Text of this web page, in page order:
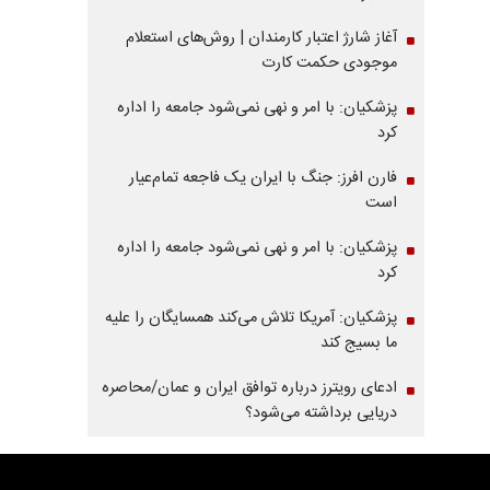
آغاز شارژ اعتبار کارمندان | روش‌های استعلام
موجودی حکمت کارت
پزشکیان: با امر و نهی نمی‌شود جامعه را اداره
کرد
فارن افرز: جنگ با ایران یک فاجعه تمام‌عیار
است
پزشکیان: با امر و نهی نمی‌شود جامعه را اداره
کرد
پزشکیان: آمریکا تلاش می‌کند همسایگان را علیه
ما بسیج کند
ادعای رویترز درباره توافق ایران و عمان/محاصره
دریایی برداشته می‌شود؟